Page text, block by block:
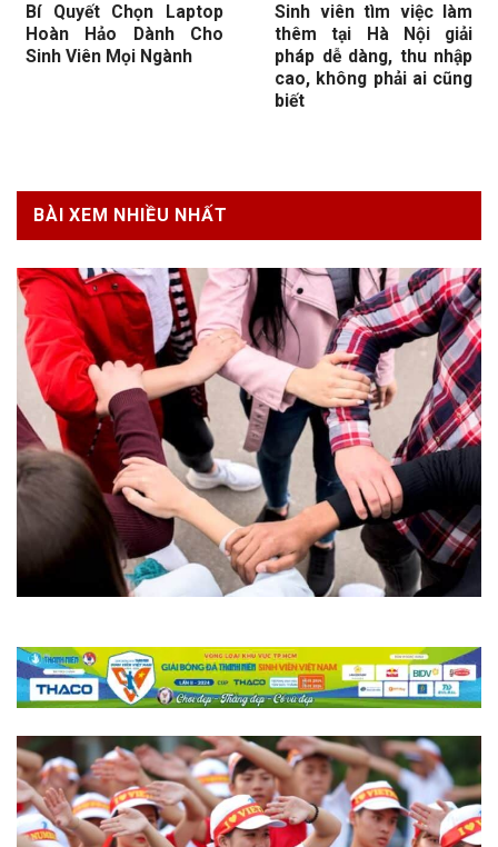
Bí Quyết Chọn Laptop
Hoàn Hảo Dành Cho
Sinh Viên Mọi Ngành
Sinh viên tìm việc làm
thêm tại Hà Nội giải
pháp dễ dàng, thu nhập
cao, không phải ai cũng
biết
BÀI XEM NHIỀU NHẤT